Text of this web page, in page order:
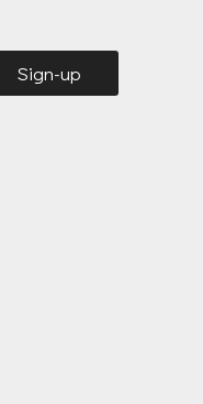
Sign-up